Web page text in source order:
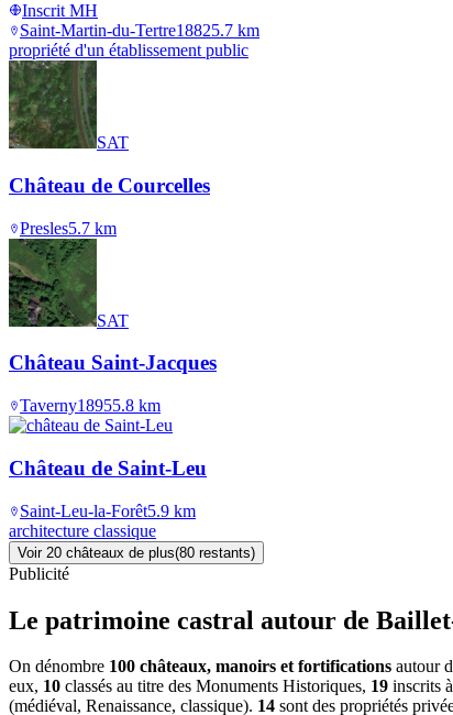
Inscrit MH
Saint-Martin-du-Tertre18825.7 km
propriété d'un établissement public
SAT
Château de Courcelles
Presles5.7 km
SAT
Château Saint-Jacques
Taverny18955.8 km
Château de Saint-Leu
Saint-Leu-la-Forêt5.9 km
architecture classique
Voir 20 châteaux de plus(80 restants)
Publicité
Le patrimoine castral autour de
On dénombre 100 châteaux, manoirs et fortifications autour
eux, 10 classés au titre des Monuments Historiques, 19 inscrits
(médiéval, Renaissance, classique). 14 sont des propriétés